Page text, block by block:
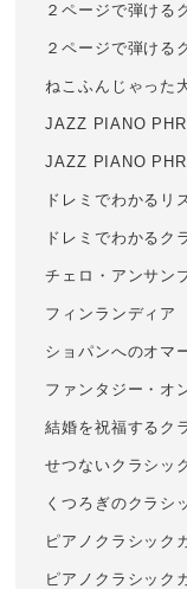
２ページで弾ける
２ページで弾ける
ねこふんじゃった
JAZZ PIANO
JAZZ PIANO
ドレミでわかるリ
ドレミでわかるク
チェロ・アンサン
フィンランディア
ショパンへのオマ
ファンタジー・オ
結婚を祝福するク
せつないクラシッ
くつろぎのクラシ
ピアノクラシック
ピアノクラシック